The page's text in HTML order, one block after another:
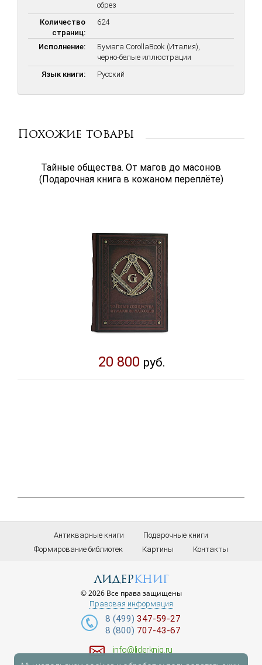
обрез
Количество
страниц:
624
Исполнение:
Бумага CorollaBook (Италия),
черно-белые иллюстрации
Язык книги:
Русский
Похожие товары
Тайные общества. От магов до масонов
(Подарочная книга в кожаном переплёте)
20 800 руб.
Антикварные книги
Подарочные книги
Формирование библиотек
Картины Контакты
лидеркниг
© 2026 Все права защищены
Правовая информация
8 (499) 347-59-27
8 (800) 707-43-67
info@liderknig.ru